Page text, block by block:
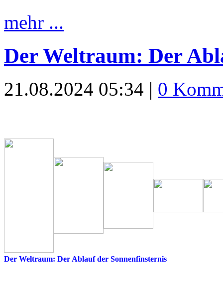
mehr ...
Der Weltraum: Der
21.08.2024 05:34 | 0
Der Weltraum: Der Ablauf der Sonnenfinsternis